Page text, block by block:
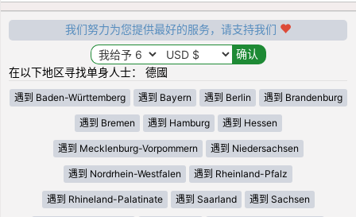
我们努力为您提供最好的服务，请支持我们
在以下地区寻找单身人士： 德國
遇到 Baden-Württemberg 遇到 Bayern 遇到 Berlin 遇到 Brandenburg
遇到 Bremen 遇到 Hamburg 遇到 Hessen
遇到 Mecklenburg-Vorpommern 遇到 Niedersachsen
遇到 Nordrhein-Westfalen 遇到 Rheinland-Pfalz
遇到 Rhineland-Palatinate 遇到 Saarland 遇到 Sachsen